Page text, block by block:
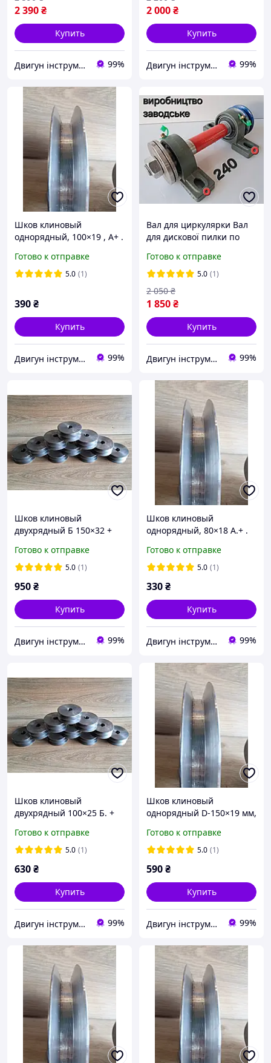
2 390₴
Купить
Двигун інструмент 99%
2 000₴
Купить
Двигун інструмент 99%
Шков клиновый
однорядный, 100×19 , А+ .
электродвигателя,
станков и оборудования
Готово к отправке
5.0 (1)
390₴
Купить
Двигун інструмент 99%
Вал для циркулярки Вал
для дискової пилки по
верстатів і точила L-240+
Готово к отправке
5.0 (1)
1 850₴
2 050 ₴
Купить
Двигун інструмент 99%
Шков клиновый
двухрядный Б 150×32 +
Готово к отправке
5.0 (1)
950₴
Купить
Двигун інструмент 99%
Шков клиновый
однорядный, 80×18 А.+ .
электродвигателя,
станков и оборудования
Готово к отправке
5.0 (1)
330₴
Купить
Двигун інструмент 99%
Шков клиновый
двухрядный 100×25 Б. +
Готово к отправке
5.0 (1)
630₴
Купить
Двигун інструмент 99%
Шков клиновый
однорядный D-150×19 мм,
электродвигателя,
станков и оборудования
Готово к отправке
5.0 (1)
590₴
Купить
Двигун інструмент 99%